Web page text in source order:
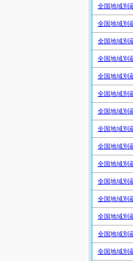
全国地域別
全国地域別
全国地域別
全国地域別
全国地域別
全国地域別
全国地域別
全国地域別
全国地域別
全国地域別
全国地域別
全国地域別
全国地域別
全国地域別
全国地域別